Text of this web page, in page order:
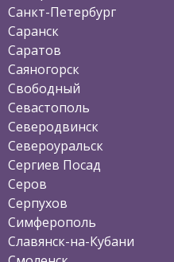
Санкт-Петербург
Саранск
Саратов
Саяногорск
Свободный
Севастополь
Северодвинск
Североуральск
Сергиев Посад
Серов
Серпухов
Симферополь
Славянск-на-Кубани